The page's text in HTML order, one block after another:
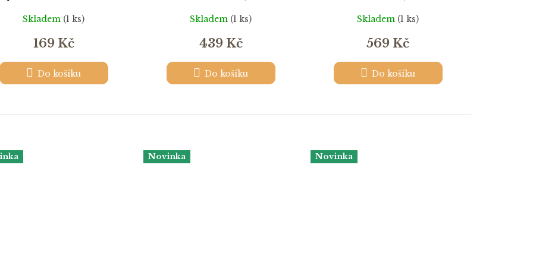
Skladem (1 ks)
169 Kč
Do košíku
Skladem (1 ks)
439 Kč
Do košíku
Skladem (1 ks)
569 Kč
Do košíku
Novinka Novinka